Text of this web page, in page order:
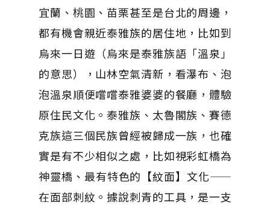
宜蘭、桃園、苗栗甚至是台北的周邊，
都有機會親近泰雅族的居住地，比如到
烏來一日遊（烏來是泰雅族語「溫泉」
的意思），山林空氣清新，看瀑布、泡
泡溫泉順便嚐嚐泰雅婆婆的餐廳，體驗
原住民文化。泰雅族、太魯閣族、賽德
克族這三個民族曾經被歸成一族，也確
實是有不少相似之處，比如視彩虹橋為
神靈橋、最有特色的【紋面】文化——
在面部刺紋。據說刺青的工具，是一支